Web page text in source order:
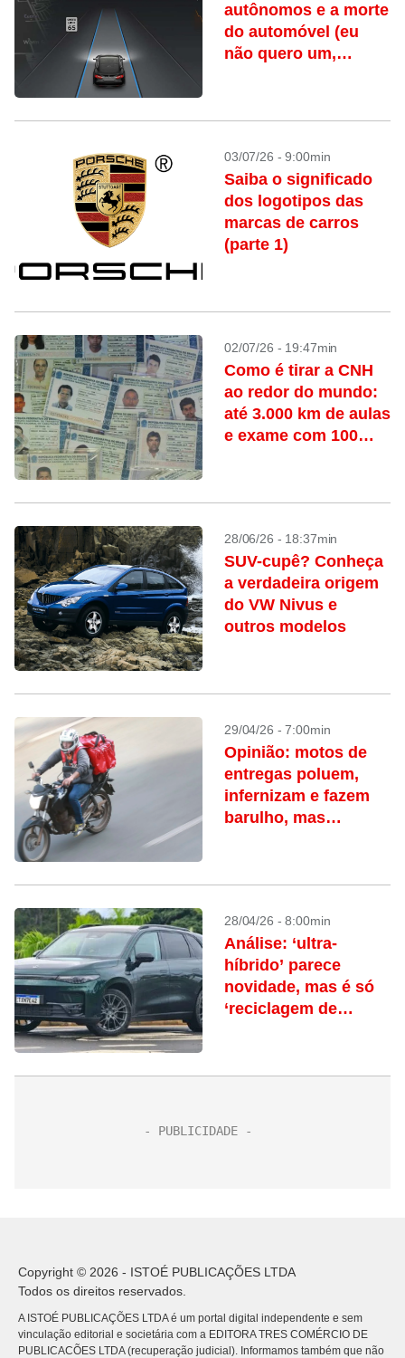
autônomos e a morte
do automóvel (eu
não quero um,
03/07/26 - 9:00min
Saiba o significado
dos logotipos das
marcas de carros
(parte 1)
02/07/26 - 19:47min
Como é tirar a CNH
ao redor do mundo:
até 3.000 km de aulas
e exame com 100
28/06/26 - 18:37min
SUV-cupê? Conheça
a verdadeira origem
do VW Nivus e
outros modelos
29/04/26 - 7:00min
Opinião: motos de
entregas poluem,
infernizam e fazem
barulho, mas
28/04/26 - 8:00min
Análise: ‘ultra-
híbrido’ parece
novidade, mas é só
‘reciclagem de
Copyright © 2026 - ISTOÉ PUBLICAÇÕES LTDA
Todos os direitos reservados.
A ISTOÉ PUBLICAÇÕES LTDA é um portal digital independente e sem
vinculação editorial e societária com a EDITORA TRES COMÉRCIO DE
PUBLICACÕES LTDA (recuperação judicial). Informamos também que não